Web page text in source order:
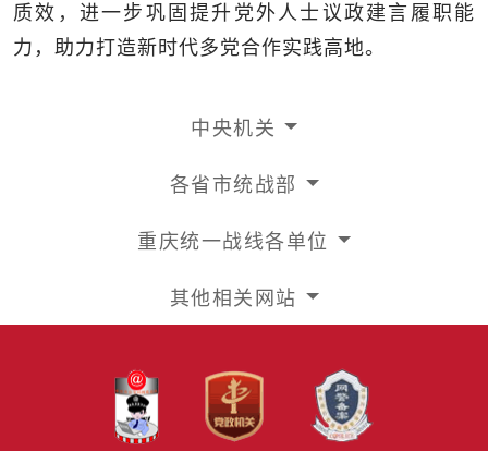
质效，进一步巩固提升党外人士议政建言履职能
力，助力打造新时代多党合作实践高地。
中央机关
各省市统战部
重庆统一战线各单位
其他相关网站